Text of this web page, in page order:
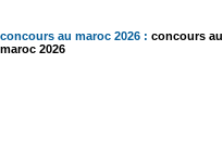
concours au maroc 2026 : concours au
maroc 2026